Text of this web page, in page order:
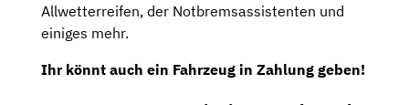
Allwetterreifen, der Notbremsassistenten und
einiges mehr.
Ihr könnt auch ein Fahrzeug in Zahlung geben!